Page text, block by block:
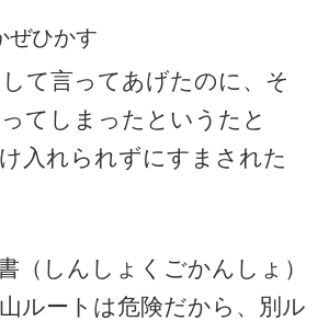
ぜひかす
て言ってあげたのに、そ
てしまったというたと
入れられずにすまされた
（しんしょくごかんしょ）
山ルートは危険だから、別ル